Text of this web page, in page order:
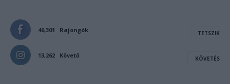
46,301 Rajongók TETSZIK
13,262 Követő KÖVETÉS